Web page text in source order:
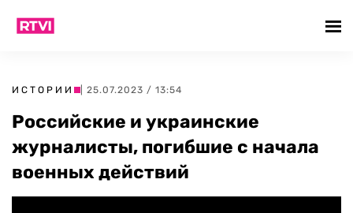
ИСТОРИИ | 25.07.2023 / 13:54
Российские и украинские
журналисты, погибшие с начала
военных действий